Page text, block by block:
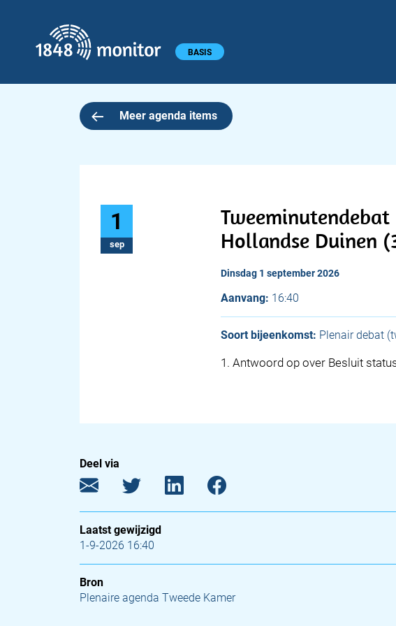
Hoofdmenu BASIS
Meer agenda items
1
sep
Hollandse Duinen
dinsdag 1 september 2026
Aanvang: 16:40
Soort bijeenkomst: Plenair debat
1 . Antwoord op over Besluit
Deel via
Laatst gewijzigd
1-9-2026 16:40
Bron
Plenaire agenda Tweede Kamer